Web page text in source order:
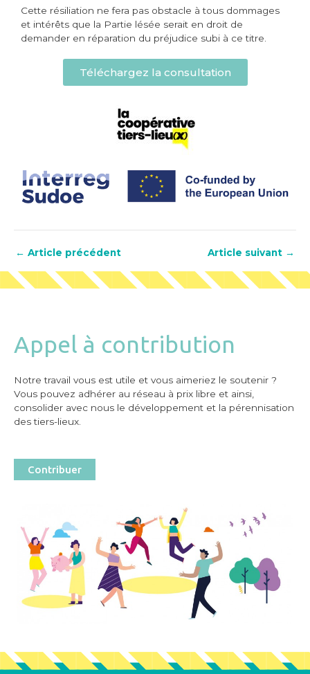
Cette résiliation ne fera pas obstacle à tous dommages
et intérêts que la Partie lésée serait en droit de
demander en réparation du préjudice subi à ce titre.
Téléchargez la consultation
← Article précédent Article suivant →
Appel à contribution
Notre travail vous est utile et vous aimeriez le soutenir ?
Vous pouvez adhérer au réseau à prix libre et ainsi,
consolider avec nous le développement et la pérennisation
des tiers-lieux.
Contribuer